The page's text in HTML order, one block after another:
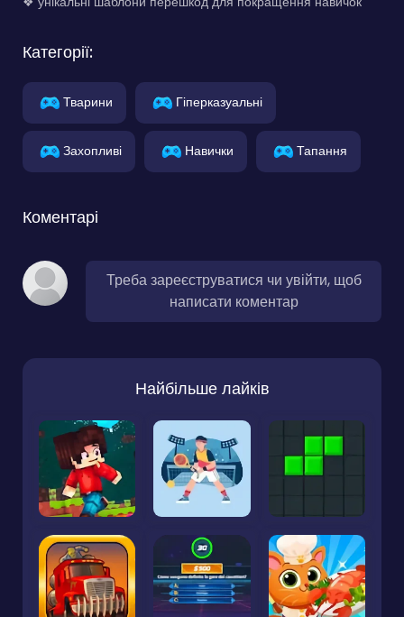
Категорії:
Тварини Гіперказуальні
Захопливі Навички Тапання
Коментарі
Треба зареєструватися чи увійти, щоб
написати коментар
Найбільше лайків